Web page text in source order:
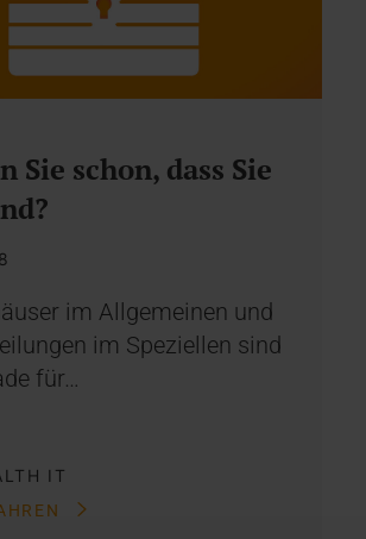
Sie schon, dass Sie
im Allgemeinen und
im Speziellen sind
für…
IT